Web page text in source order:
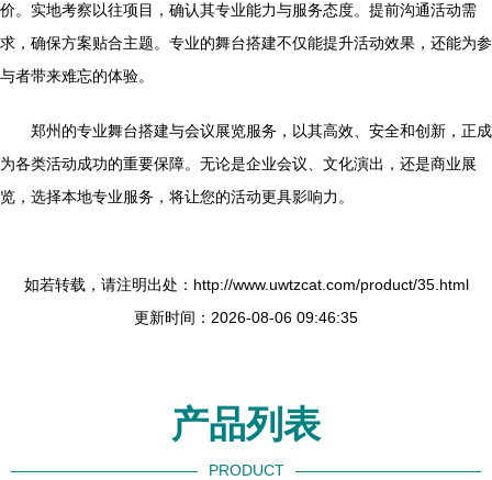
价。实地考察以往项目，确认其专业能力与服务态度。提前沟通活动需
求，确保方案贴合主题。专业的舞台搭建不仅能提升活动效果，还能为参
与者带来难忘的体验。
郑州的专业舞台搭建与会议展览服务，以其高效、安全和创新，正成
为各类活动成功的重要保障。无论是企业会议、文化演出，还是商业展
览，选择本地专业服务，将让您的活动更具影响力。
如若转载，请注明出处：http://www.uwtzcat.com/product/35.html
更新时间：2026-08-06 09:46:35
产品列表
PRODUCT